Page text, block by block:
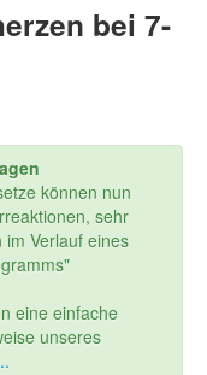
bei 7-
können nun
sehr
Verlauf eines
eine einfache
unseres